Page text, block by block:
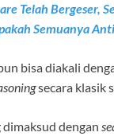
Telah Bergeser,
Semuanya
bisa diakali
secara klasik
dimaksud dengan